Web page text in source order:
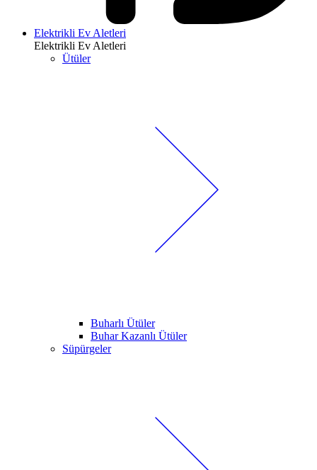
Elektrikli Ev Aletleri
Elektrikli Ev Aletleri
Ütüler
Buharlı Ütüler
Buhar Kazanlı Ütüler
Süpürgeler